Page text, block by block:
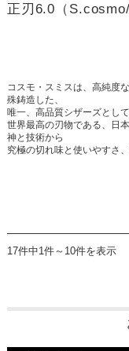
正刃6.0（
コスモ・スミスは、高純度
殊鋳造した、
唯一、高品質シザーズとし
世界最高の刃物である、日
神と技術から
究極の切れ味と使いやすさ
17件中1件～10件を表示